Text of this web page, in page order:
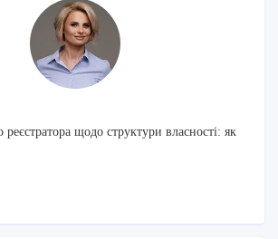
щодо структури власності: як